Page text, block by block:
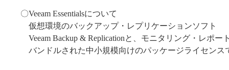
〇Veeam Essentialsについて
仮想環境のバックアップ・レプリケーションソフト
Veeam Backup & Replicationと、モニタリング・レポー
バンドルされた中小規模向けのパッケージライセンス